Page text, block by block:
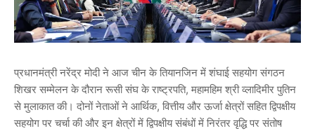
प्रधानमंत्री नरेंद्र मोदी ने आज चीन के तियानजिन में शंघाई सहयोग संगठन
शिखर सम्मेलन के दौरान रूसी संघ के राष्ट्रपति, महामहिम श्री व्लादिमीर पुतिन
से मुलाकात की। दोनों नेताओं ने आर्थिक, वित्तीय और ऊर्जा क्षेत्रों सहित द्विपक्षीय
सहयोग पर चर्चा की और इन क्षेत्रों में द्विपक्षीय संबंधों में निरंतर वृद्धि पर संतोष